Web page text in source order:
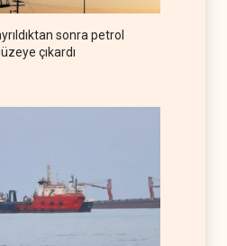
ABD silah stokları
sonra petrol
çıkardı